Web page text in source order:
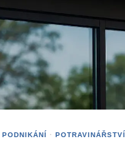
PODNIKÁNÍ · POTRAVINÁŘSTVÍ